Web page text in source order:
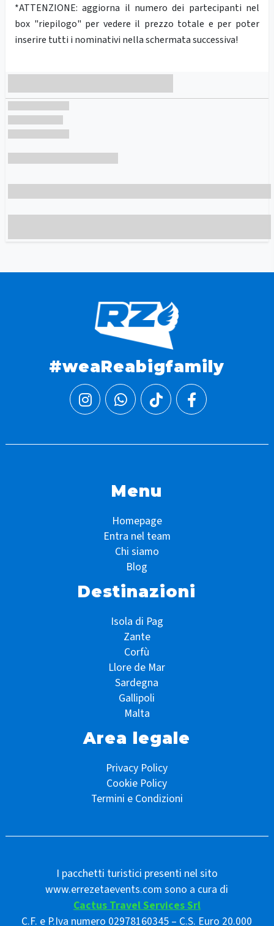
*ATTENZIONE: aggiorna il numero dei partecipanti nel
box "riepilogo" per vedere il prezzo totale e per poter
inserire tutti i nominativi nella schermata successiva!
#weaReabigfamily
Menu
Homepage
Entra nel team
Chi siamo
Blog
Destinazioni
Isola di Pag
Zante
Corfù
Llore de Mar
Sardegna
Gallipoli
Malta
Area legale
Privacy Policy
Cookie Policy
Termini e Condizioni
I pacchetti turistici presenti nel sito
www.errezetaevents.com sono a cura di
Cactus Travel Services Srl
C.F. e P.Iva numero 02978160345 – C.S. Euro 20.000